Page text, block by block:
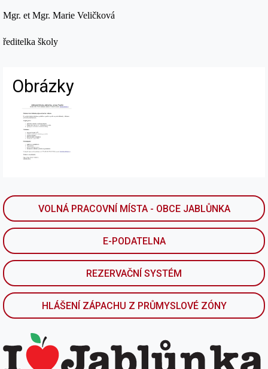
VOLNÁ PRACOVNÍ MÍSTA - OBCE JABLŮNKA
E-PODATELNA
REZERVAČNÍ SYSTÉM
HLÁŠENÍ ZÁPACHU Z PRŮMYSLOVÉ ZÓNY
Mgr. et Mgr. Marie Veličková
ředitelka školy
Obrázky